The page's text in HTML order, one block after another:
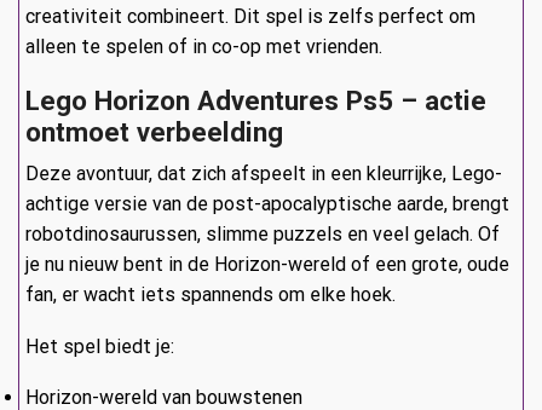
creativiteit combineert. Dit spel is zelfs perfect om
alleen te spelen of in co-op met vrienden.
Lego Horizon Adventures Ps5 – actie
ontmoet verbeelding
Deze avontuur, dat zich afspeelt in een kleurrijke, Lego-
achtige versie van de post-apocalyptische aarde, brengt
robotdinosaurussen, slimme puzzels en veel gelach. Of
je nu nieuw bent in de Horizon-wereld of een grote, oude
fan, er wacht iets spannends om elke hoek.
Het spel biedt je:
Horizon-wereld van bouwstenen